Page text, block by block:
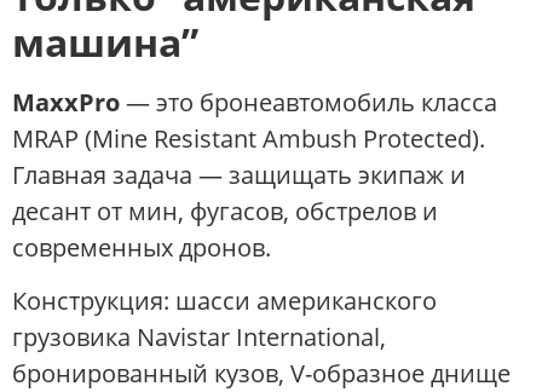
машина”
MaxxPro— это бронеавтомобиль класса
MRAP (Mine Resistant Ambush Protected).
Главная задача — защищать экипаж и
десант от мин, фугасов, обстрелов и
современных дронов.
Конструкция: шасси американского
грузовика Navistar International,
бронированный кузов, V-образное днище